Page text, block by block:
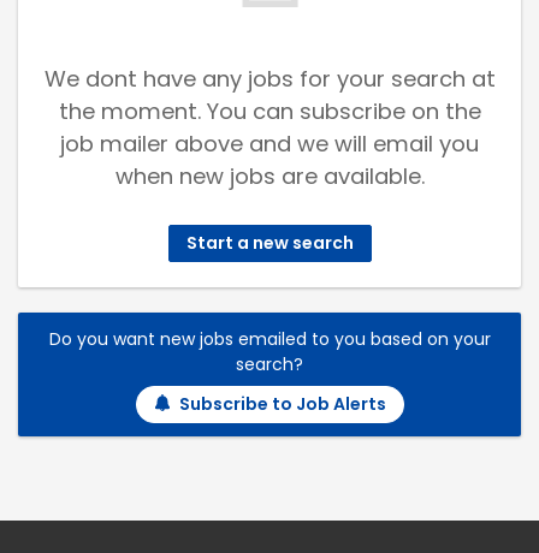
We dont have any jobs for your search at
the moment. You can subscribe on the
job mailer above and we will email you
when new jobs are available.
Start a new search
Do you want new jobs emailed to you based on your
search?
Subscribe to Job Alerts